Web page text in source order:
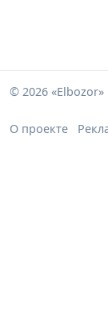
© 2026
О проекте